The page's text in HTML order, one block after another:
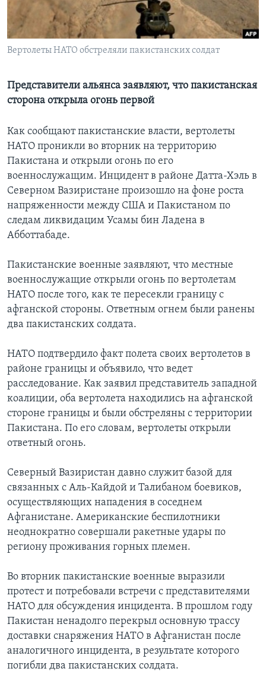
Learning English
СОЦИАЛЬНЫЕ СЕТИ
Языки
Вертолеты НАТО обстреляли пакистанских солдат
Представители альянса заявляют, что пакистанская
сторона открыла огонь первой
Как сообщают пакистанские власти, вертолеты
НАТО проникли во вторник на территорию
Пакистана и открыли огонь по его
военнослужащим. Инцидент в районе Датта-Хэль в
Северном Вазиристане произошло на фоне роста
напряженности между США и Пакистаном по
следам ликвидацим Усамы бин Ладена в
Абботтабаде.
Пакистанские военные заявляют, что местные
военнослужащие открыли огонь по вертолетам
НАТО после того, как те пересекли границу с
афганской стороны. Ответным огнем были ранены
два пакистанских солдата.
НАТО подтвердило факт полета своих вертолетов в
районе границы и объявило, что ведет
расследование. Как заявил представитель западной
коалиции, оба вертолета находились на афганской
стороне границы и были обстреляны с территории
Пакистана. По его словам, вертолеты открыли
ответный огонь.
Северный Вазиристан давно служит базой для
связанных с Аль-Кайдой и Талибаном боевиков,
осуществляющих нападения в соседнем
Афганистане. Американские беспилотники
неоднократно совершали ракетные удары по
региону проживания горных племен.
Во вторник пакистанские военные выразили
протест и потребовали встречи с представителями
НАТО для обсуждения инцидента. В прошлом году
Пакистан ненадолго перекрыл основную трассу
доставки снаряжения НАТО в Афганистан после
аналогичного инцидента, в результате которого
погибли два пакистанских солдата.